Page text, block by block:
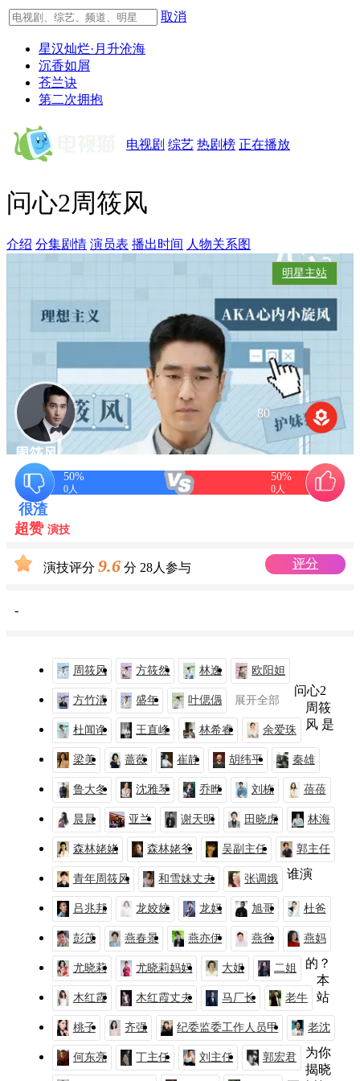
取消
星汉灿烂·月升沧海
沉香如屑
苍兰诀
第二次拥抱
电视剧 综艺 热剧榜 正在播放
问心2周筱风
介绍 分集剧情 演员表 播出时间 人物关系图
周筱风
扮演者 赵又廷
80
明星主站
50%
0人
50%
0人
演
技
很渣
超赞 演技
演技评分 9.6 分 28人参与 评分
-
周筱风 方筱然 林逸 欧阳妲
方竹清 盛年 叶偲偲 展开全部
杜闻诤 王直峰 林希睿 余爱珠
梁美 蔷薇 崔静 胡纬平 秦雄
鲁大冬 沈雅琴 乔晔 刘栋 蓓蓓
晨晨 亚兰 谢天明 田晓虎 林海
森林姥姥 森林姥爷 吴副主任 郭主任
青年周筱风 和雪妹丈夫 张调娥
吕兆邦 龙姣姣 龙妈 旭哥 杜爸
彭茂 燕春景 燕亦伊 燕爸 燕妈
尤晓莉 尤晓莉妈妈 大姐 二姐
木红霞 木红霞丈夫 马厂长 老牛
桃子 齐强 纪委监委工作人员甲 老沈
何东亮 丁主任 刘主任 郭宏君
问心2
周筱
风 是
谁演
的？
本
站
为你
揭晓